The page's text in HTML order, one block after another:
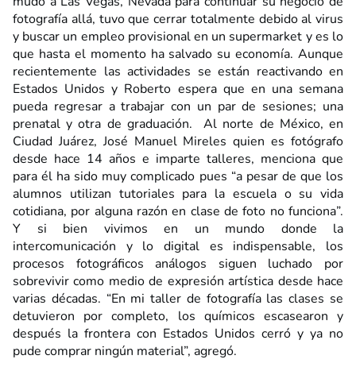
fotografía allá, tuvo que cerrar totalmente debido al virus
y buscar un empleo provisional en un supermarket y es lo
que hasta el momento ha salvado su economía. Aunque
recientemente las actividades se están reactivando en
Estados Unidos y Roberto espera que en una semana
pueda regresar a trabajar con un par de sesiones; una
prenatal y otra de graduación. Al norte de México, en
Ciudad Juárez, José Manuel Mireles quien es fotógrafo
desde hace 14 años e imparte talleres, menciona que
para él ha sido muy complicado pues “a pesar de que los
alumnos utilizan tutoriales para la escuela o su vida
cotidiana, por alguna razón en clase de foto no funciona”.
Y si bien vivimos en un mundo donde la
intercomunicación y lo digital es indispensable, los
procesos fotográficos análogos siguen luchado por
sobrevivir como medio de expresión artística desde hace
varias décadas. “En mi taller de fotografía las clases se
detuvieron por completo, los químicos escasearon y
después la frontera con Estados Unidos cerró y ya no
pude comprar ningún material”, agregó.